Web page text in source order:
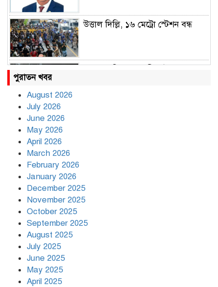
উত্তাল দিল্লি, ১৬ মেট্রো স্টেশন বন্ধ
বৃষ্টি থামার নাম নেই, পথে পথে
পুরাতন খবর
August 2026
July 2026
June 2026
May 2026
April 2026
March 2026
February 2026
January 2026
December 2025
November 2025
October 2025
September 2025
August 2025
July 2025
June 2025
May 2025
April 2025